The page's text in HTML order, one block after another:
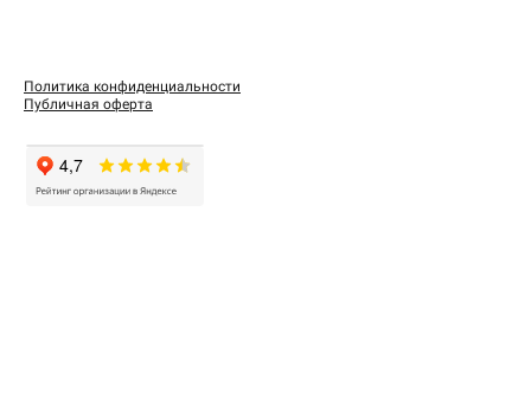
Политика конфиденциальности
Публичная оферта